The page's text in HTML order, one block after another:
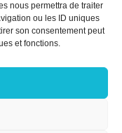
nous permettra de traiter
ou les ID uniques
son consentement peut
et fonctions.
Ruraux
et